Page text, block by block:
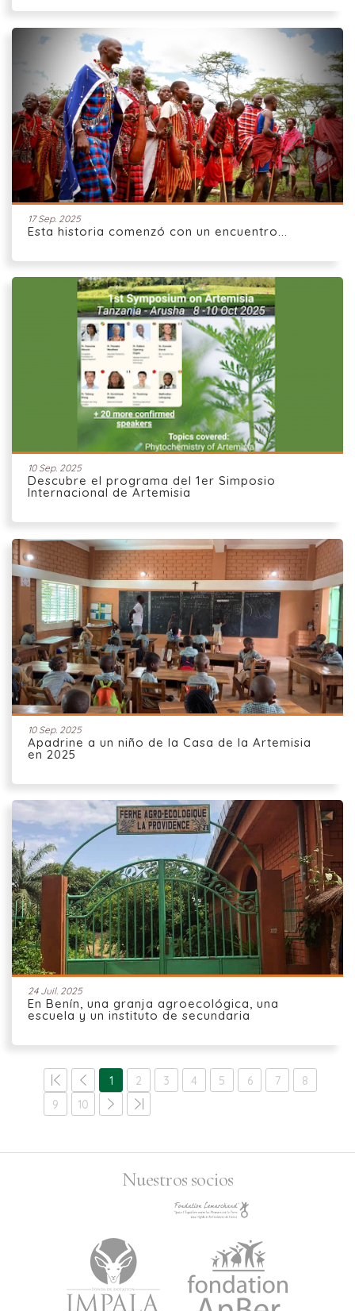
17 Sep. 2025
Esta historia comenzó con un encuentro...
10 Sep. 2025
Descubre el programa del 1er Simposio
Internacional de Artemisia
10 Sep. 2025
Apadrine a un niño de la Casa de la Artemisia
en 2025
24 Juil. 2025
En Benín, una granja agroecológica, una
escuela y un instituto de secundaria
1 2 3 4 5 6 7
8
9
10
Nuestros socios